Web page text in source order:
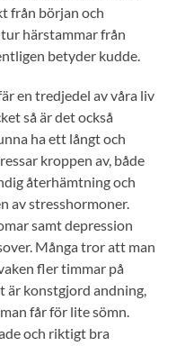
från början och
härstammar från
betyder kudde.
en tredjedel av våra liv
så är det också
ha ett långt och
kroppen av, både
återhämtning och
av stresshormoner.
samt depression
Många tror att man
fler timmar på
är konstgjord andning,
får för lite sömn.
och riktigt bra